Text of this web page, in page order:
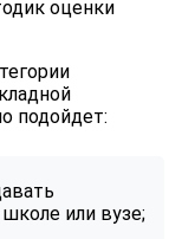
оценки
подойдет:
или вузе;